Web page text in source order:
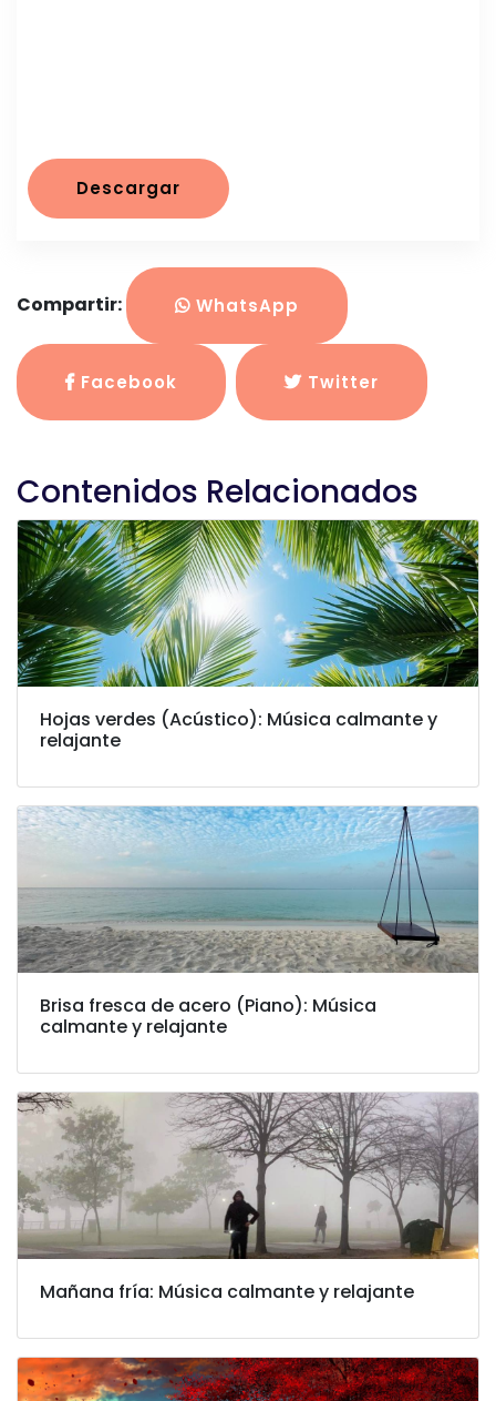
Descargar
Compartir: WhatsApp
Facebook Twitter
Contenidos Relacionados
Hojas verdes (Acústico): Música calmante y
relajante
Brisa fresca de acero (Piano): Música
calmante y relajante
Mañana fría: Música calmante y relajante